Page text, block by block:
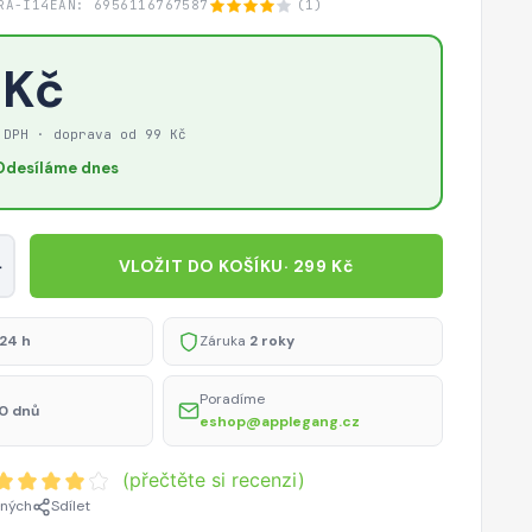
I14 EAN: 6956116767587 (1)
· doprava od 99 Kč
dnes
VLOŽIT DO KOŠÍKU· 299 Kč
h Záruka 2 roky
dnů
Poradíme
eshop@applegang.cz
(přečtěte si recenzi)
Sdílet